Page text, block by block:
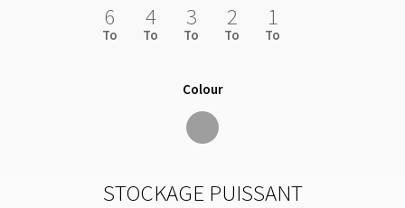
6
To
4
To
3
To
2
To
1
To
Colour
STOCKAGE PUISSANT